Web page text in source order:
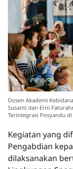
Dosen Akademi
Susanti dan Erni
Terintegrasi Posyandu
Kegiatan yang
Pengabdian
dilaksanakan